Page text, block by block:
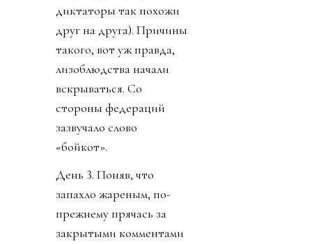
диктаторы так похожи
друг на друга). Причины
такого, вот уж правда,
лизоблюдства начали
вскрываться. Со
стороны федераций
зазвучало слово
«бойкот».
День 3. Поняв, что
запахло жареным, по-
прежнему прячась за
закрытыми комментами